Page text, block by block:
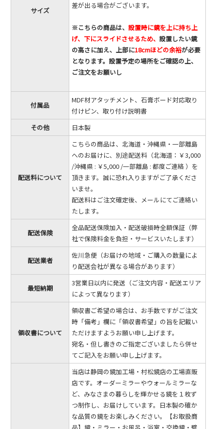
サイズ
差が出る場合がございます。
※こちらの商品は、設置時に鏡を上に持ち上
げ、下にスライドさせるため、設置したい鏡
の高さに加え、上部に18cmほどの余裕が必要
となります。設置予定の場所をご確認の上、
ご注文をお願いし
付属品
MDF材アタッチメント、石膏ボード対応取り
付けピン、取り付け説明書
その他
日本製
配送料について
こちらの商品は、北海道・沖縄県・一部離島
へのお届けに、別途配送料（北海道：￥3,000
/沖縄県 : ￥5,000 /一部離島 : 都度ご連絡 ）を
頂きます。誠に恐れ入りますがご了承くださ
いませ。
配送料はご注文確定後、メールにてご連絡い
たします。
配送保険
全品配送保険加入・配送破損時全額保証（弊
社で保険料金を負担・サービスいたします）
配送業者
佐川急便（お届けの地域・ご購入の数量によ
り配送会社が異なる場合があります）
最短納期
3営業日以内に発送（ご注文内容・配送エリア
によって異なります）
領収書について
領収書ご希望の場合は、お手数ですがご注文
時「備考」欄に「領収書希望」の旨を記載い
ただけますようお願い申し上げます。
宛名・但し書きのご指定ございましたら併せ
てご記入をお願い申し上げます。
当店は静岡の鏡加工場・村松鏡店の工場直販
店です。オーダーミラーやウォールミラーな
ど、みなさまの暮らしを輝かせる鏡を１枚ず
つ制作し、お届けしています。日本製の確か
な品質の鏡をお楽しみください。【お取扱商
品】鏡・ミラー・お風呂・浴室・交換鏡・壁